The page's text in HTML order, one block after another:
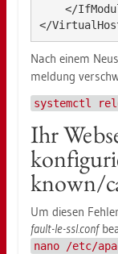
</
Nach einem
mel­dung
systemctl
Ihr
known/
Um die­sen
fault-le-ssl.conf
nano /etc/